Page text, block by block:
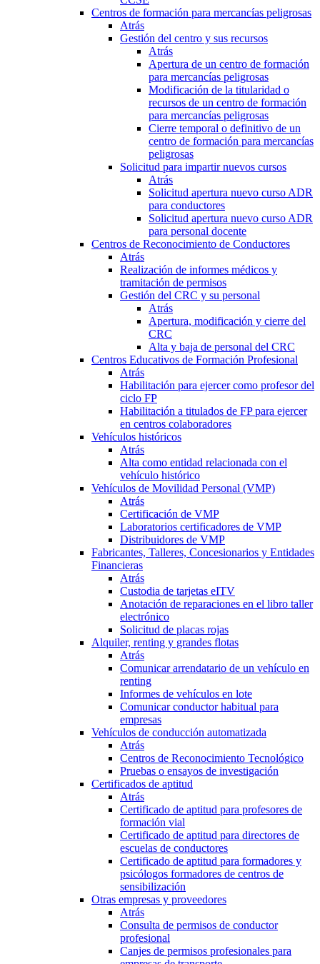
Centros de formación para mercancías peligrosas
Atrás
Gestión del centro y sus recursos
Atrás
Apertura de un centro de formación
para mercancías peligrosas
Modificación de la titularidad o
recursos de un centro de formación
para mercancías peligrosas
Cierre temporal o definitivo de un
centro de formación para mercancías
peligrosas
Solicitud para impartir nuevos cursos
Atrás
Solicitud apertura nuevo curso ADR
para conductores
Solicitud apertura nuevo curso ADR
para personal docente
Centros de Reconocimiento de Conductores
Atrás
Realización de informes médicos y
tramitación de permisos
Gestión del CRC y su personal
Atrás
Apertura, modificación y cierre del
CRC
Alta y baja de personal del CRC
Centros Educativos de Formación Profesional
Atrás
Habilitación para ejercer como profesor del
ciclo FP
Habilitación a titulados de FP para ejercer
en centros colaboradores
Vehículos históricos
Atrás
Alta como entidad relacionada con el
vehículo histórico
Vehículos de Movilidad Personal (VMP)
Atrás
Certificación de VMP
Laboratorios certificadores de VMP
Distribuidores de VMP
Fabricantes, Talleres, Concesionarios y Entidades
Financieras
Atrás
Custodia de tarjetas eITV
Anotación de reparaciones en el libro taller
electrónico
Solicitud de placas rojas
Alquiler, renting y grandes flotas
Atrás
Comunicar arrendatario de un vehículo en
renting
Informes de vehículos en lote
Comunicar conductor habitual para
empresas
Vehículos de conducción automatizada
Atrás
Centros de Reconocimiento Tecnológico
Pruebas o ensayos de investigación
Certificados de aptitud
Atrás
Certificado de aptitud para profesores de
formación vial
Certificado de aptitud para directores de
escuelas de conductores
Certificado de aptitud para formadores y
psicólogos formadores de centros de
sensibilización
Otras empresas y proveedores
Atrás
Consulta de permisos de conductor
profesional
Canjes de permisos profesionales para